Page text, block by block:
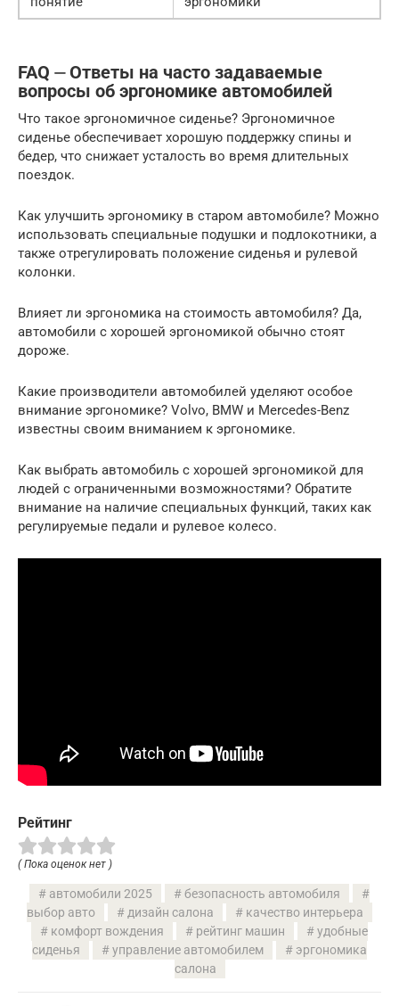
FAQ ⏤ Ответы на часто задаваемые
вопросы об эргономике автомобилей
Что такое эргономичное сиденье? Эргономичное
сиденье обеспечивает хорошую поддержку спины и
бедер, что снижает усталость во время длительных
поездок.
Как улучшить эргономику в старом автомобиле? Можно
использовать специальные подушки и подлокотники, а
также отрегулировать положение сиденья и рулевой
колонки.
Влияет ли эргономика на стоимость автомобиля? Да,
автомобили с хорошей эргономикой обычно стоят
дороже.
Какие производители автомобилей уделяют особое
внимание эргономике? Volvo, BMW и Mercedes-Benz
известны своим вниманием к эргономике.
Как выбрать автомобиль с хорошей эргономикой для
людей с ограниченными возможностями? Обратите
внимание на наличие специальных функций, таких как
регулируемые педали и рулевое колесо.
Рейтинг
( Пока оценок нет )
автомобили 2025
безопасность автомобиля
выбор авто
дизайн салона
качество интерьера
комфорт вождения
рейтинг машин
удобные
сиденья
управление автомобилем
эргономика
салона